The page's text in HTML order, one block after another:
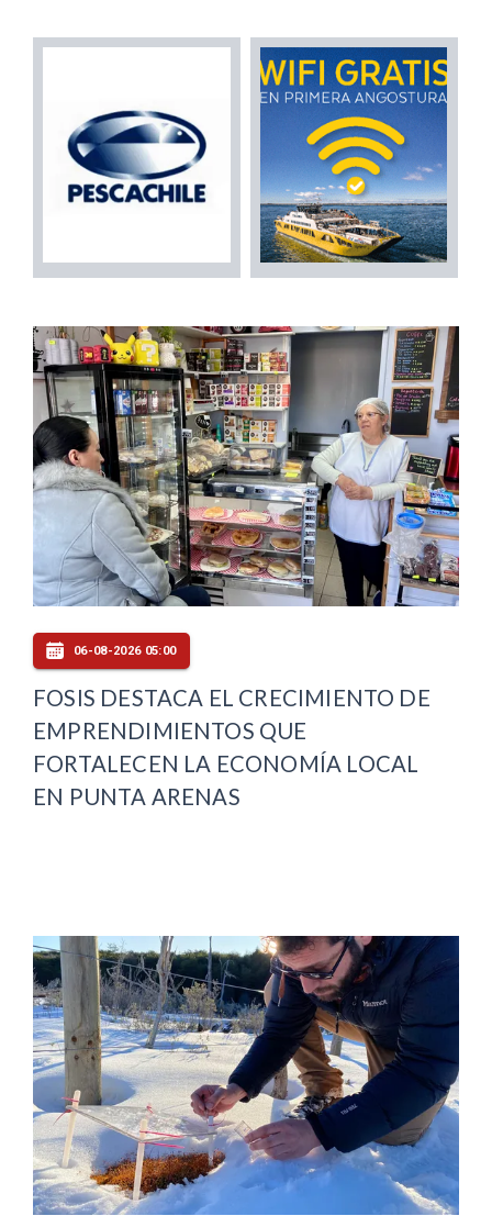
06-08-2026 05:00
FOSIS DESTACA EL CRECIMIENTO DE
EMPRENDIMIENTOS QUE
FORTALECEN LA ECONOMÍA LOCAL
EN PUNTA ARENAS